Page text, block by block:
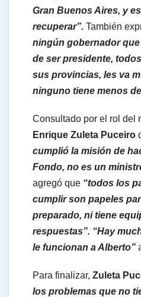
Gran Buenos Aires, y
recuperar”. También
ningún gobernador
de ser presidente,
sus provincias, les va
ninguno tiene menos
Consultado por el rol del
Enrique Zuleta Puceiro
cumplió la misión de
Fondo, no es un
agregó que “todos los
cumplir son papeles
preparado, ni tiene
respuestas”. “Hay
le funcionan a Alberto”
Para finalizar, Zuleta
los problemas que no